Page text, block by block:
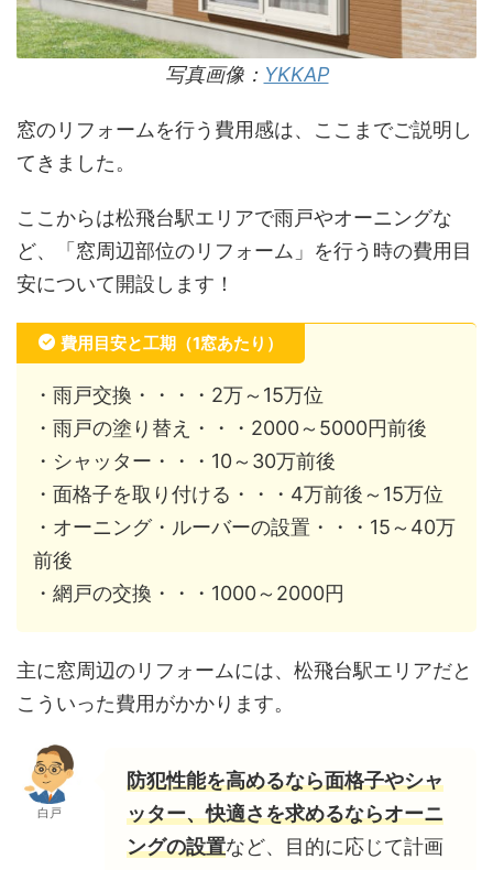
写真画像： YKKAP
窓のリフォームを行う費用感は、ここまでご説明し
てきました。
ここからは松飛台駅エリアで雨戸やオーニングな
ど、「窓周辺部位のリフォーム」を行う時の費用目
安について開設します！
費用目安と工期（1窓あたり）
・雨戸交換・・・・2万～15万位
・雨戸の塗り替え・・・2000～5000円前後
・シャッター・・・10～30万前後
・面格子を取り付ける・・・4万前後～15万位
・オーニング・ルーバーの設置・・・15～40万
前後
・網戸の交換・・・1000～2000円
主に窓周辺のリフォームには、松飛台駅エリアだと
こういった費用がかかります。
白戸
防犯性能を高めるなら面格子やシャ
ッター、快適さを求めるならオーニ
ングの設置など、目的に応じて計画